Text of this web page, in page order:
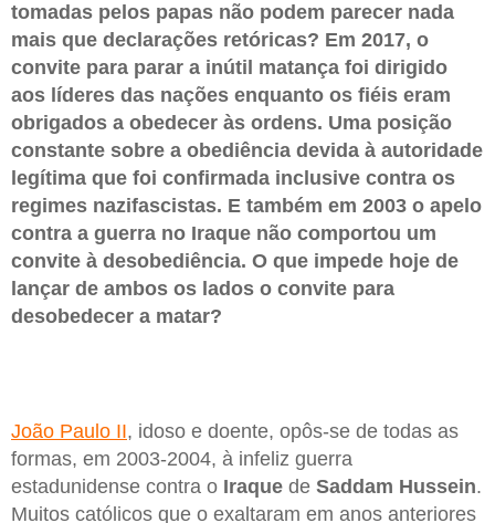
tomadas pelos papas não podem parecer nada
mais que declarações retóricas? Em 2017, o
convite para parar a inútil matança foi dirigido
aos líderes das nações enquanto os fiéis eram
obrigados a obedecer às ordens. Uma posição
constante sobre a obediência devida à autoridade
legítima que foi confirmada inclusive contra os
regimes nazifascistas. E também em 2003 o apelo
contra a guerra no Iraque não comportou um
convite à desobediência. O que impede hoje de
lançar de ambos os lados o convite para
desobedecer a matar?
João Paulo II, idoso e doente, opôs-se de todas as
formas, em 2003-2004, à infeliz guerra
estadunidense contra o Iraque de Saddam Hussein.
Muitos católicos que o exaltaram em anos anteriores